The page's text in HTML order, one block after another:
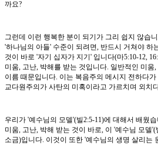
까요?
그런데 이런 행복한 분이 되기가 그리 쉽지 않습
'하나님의 아들' 수준이 되려면, 반드시 거쳐야 하
것이 바로 '자기 십자가 지기' 입니다(마5:10-12,
미움, 고난, 박해를 받는 것입니다. 일반적인 미움
이름 때문입니다. 이는 복음주의 메시지 전하다
교다원주의가 사탄의 미혹이라고 가르치며 외치
우리가 '예수님의 모델'(빌2:5-11)에 대해서 배웠
미움, 고난, 박해 받는 것이 바로, 이 '예수님 모델
소금)입니다. 이것이 또한 '예수님의 생명 살리는